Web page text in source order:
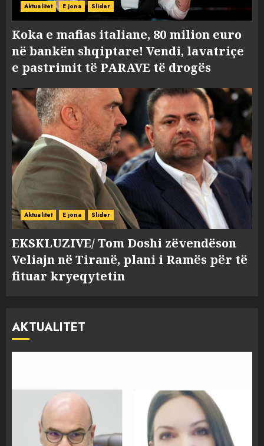
Aktualitet E jona Slider
Koka e mafias italiane, 80 milion euro
në bankën shqiptare! Vendi, lavatriçe
e pastrimit të PARAVE të drogës
Aktualitet E jona Slider
EKSKLUZIVE/ Tom Doshi zëvendëson
Veliajn në Tiranë, plani i Ramës për të
fituar kryeqytetin
AKTUALITET